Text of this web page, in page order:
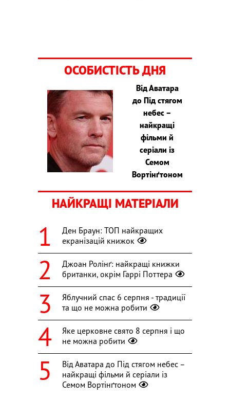
ОСОБИСТІСТЬ ДНЯ
Від Аватара
до Під стягом
небес –
найкращі
фільми й
серіали із
Семом
Вортінґтоном
НАЙКРАЩІ МАТЕРІАЛИ
Ден Браун: ТОП найкращих
екранізацій книжок
Джоан Ролінґ: найкращі книжки
британки, окрім Гаррі Поттера
Яблучний спас 6 серпня - традиції
та що не можна робити
Яке церковне свято 8 серпня і що
не можна робити
Від Аватара до Під стягом небес –
найкращі фільми й серіали із
Семом Вортінґтоном